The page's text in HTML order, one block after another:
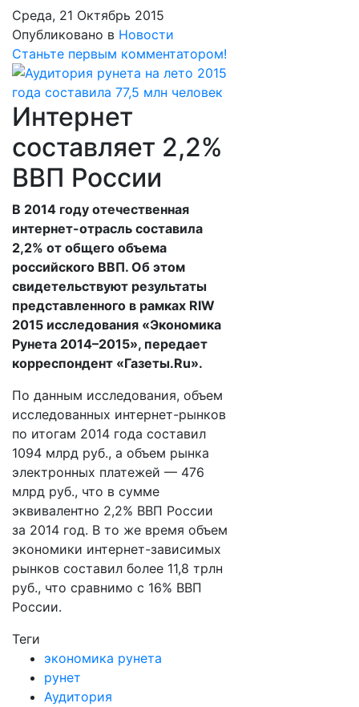
Среда, 21 Октябрь 2015
Опубликовано в Новости
Станьте первым комментатором!
Интернет
составляет 2,2%
ВВП России
В 2014 году отечественная
интернет-отрасль составила
2,2% от общего объема
российского ВВП. Об этом
свидетельствуют результаты
представленного в рамках RIW
2015 исследования «Экономика
Рунета 2014–2015», передает
корреспондент «Газеты.Ru».
По данным исследования, объем
исследованных интернет-рынков
по итогам 2014 года составил
1094 млрд руб., а объем рынка
электронных платежей — 476
млрд руб., что в сумме
эквивалентно 2,2% ВВП России
за 2014 год. В то же время объем
экономики интернет-зависимых
рынков составил более 11,8 трлн
руб., что сравнимо с 16% ВВП
России.
Теги
экономика рунета
рунет
Аудитория